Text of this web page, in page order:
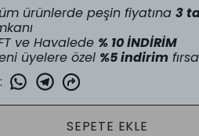
ürünlerde peşin fiyatına 3
ve Havalede % 10 İNDİRİM
üyelere özel %5 indirim
:
SEPETE EKLE